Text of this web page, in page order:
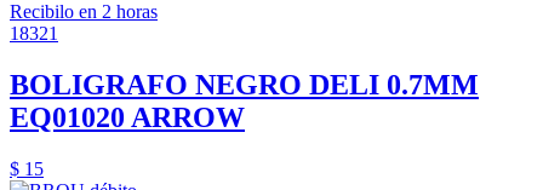
Recibilo en 2 horas
18321
BOLIGRAFO NEGRO DELI 0.7MM
EQ01020 ARROW
$ 15